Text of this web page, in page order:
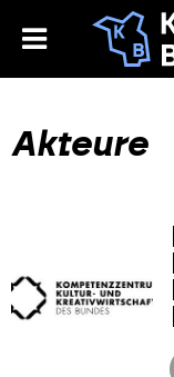
toggle
Akteure